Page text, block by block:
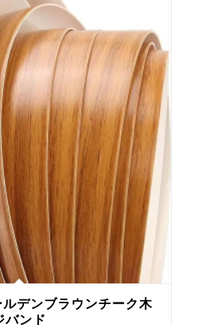
デンブラウンチーク木
バンド